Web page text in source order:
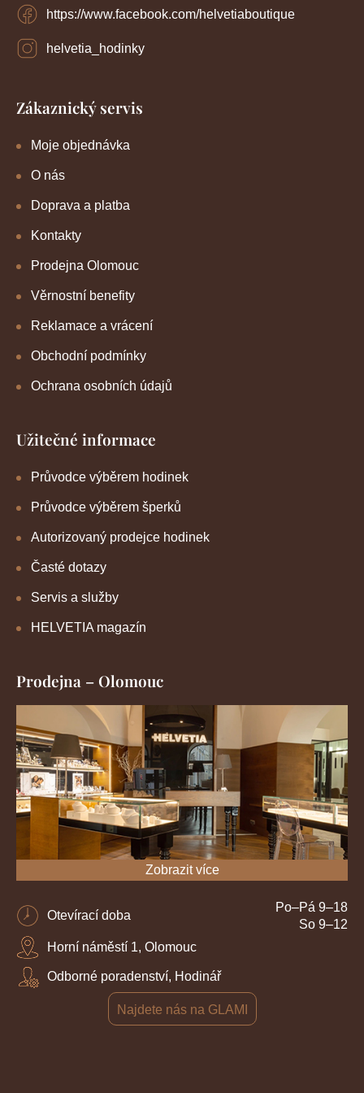
https://www.facebook.com/helvetiaboutique
helvetia_hodinky
Zákaznický servis
Moje objednávka
O nás
Doprava a platba
Kontakty
Prodejna Olomouc
Věrnostní benefity
Reklamace a vrácení
Obchodní podmínky
Ochrana osobních údajů
Užitečné informace
Průvodce výběrem hodinek
Průvodce výběrem šperků
Autorizovaný prodejce hodinek
Časté dotazy
Servis a služby
HELVETIA magazín
Prodejna – Olomouc
Zobrazit více
Otevírací doba
Po–Pá 9–18
So 9–12
Horní náměstí 1, Olomouc
Odborné poradenství, Hodinář
Najdete nás na GLAMI